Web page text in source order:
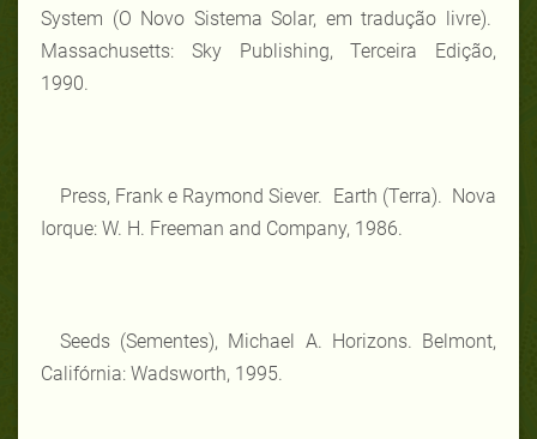
System (O Novo Sistema Solar, em tradução livre).
Massachusetts: Sky Publishing, Terceira Edição,
1990.
Press, Frank e Raymond Siever. Earth (Terra). Nova
Iorque: W. H. Freeman and Company, 1986.
Seeds (Sementes), Michael A. Horizons. Belmont,
Califórnia: Wadsworth, 1995.